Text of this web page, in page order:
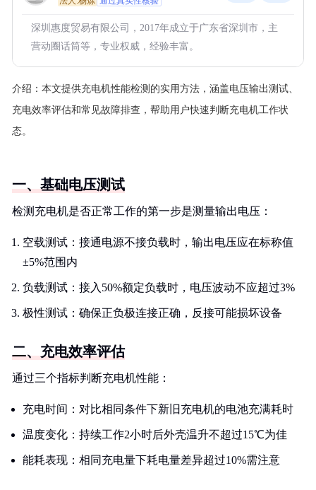
深圳惠度贸易有限公司，2017年成立于广东省深圳市，主
营动圈话筒等，专业权威，经验丰富。
介绍： 本文提供充电机性能检测的实用方法，涵盖电压输出测试、
充电效率评估和常见故障排查，帮助用户快速判断充电机工作状
态。
一、基础电压测试
检测充电机是否正常工作的第一步是测量输出电压：
空载测试：接通电源不接负载时，输出电压应在标称值
±5%范围内
负载测试：接入50%额定负载时，电压波动不应超过3%
极性测试：确保正负极连接正确，反接可能损坏设备
二、充电效率评估
通过三个指标判断充电机性能：
充电时间：对比相同条件下新旧充电机的电池充满耗时
温度变化：持续工作2小时后外壳温升不超过15℃为佳
能耗表现：相同充电量下耗电量差异超过10%需注意